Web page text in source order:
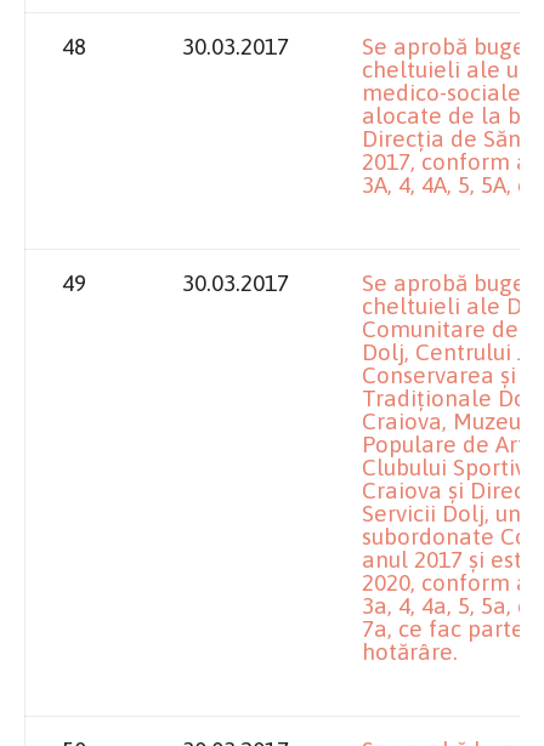
48 30.03.2017
Se aprobă
cheltuieli ale
medico-sociale,
alocate de la
Direcția de
2017, conform
3A, 4, 4A, 5, 5A, 6,
49 30.03.2017
Se aprobă
cheltuieli ale
Comunitare de
Dolj, Centrului
Conservarea și
Tradiționale
Craiova,
Populare de
Clubului Sportiv
Craiova și
Servicii Dolj,
subordonate
anul 2017 și
2020, conform
3a, 4, 4a, 5, 5a, 6,
7a, ce fac parte
hotărâre.